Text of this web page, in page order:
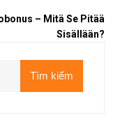
– Mitä Se Pitää
Sisällään?
Tìm kiếm